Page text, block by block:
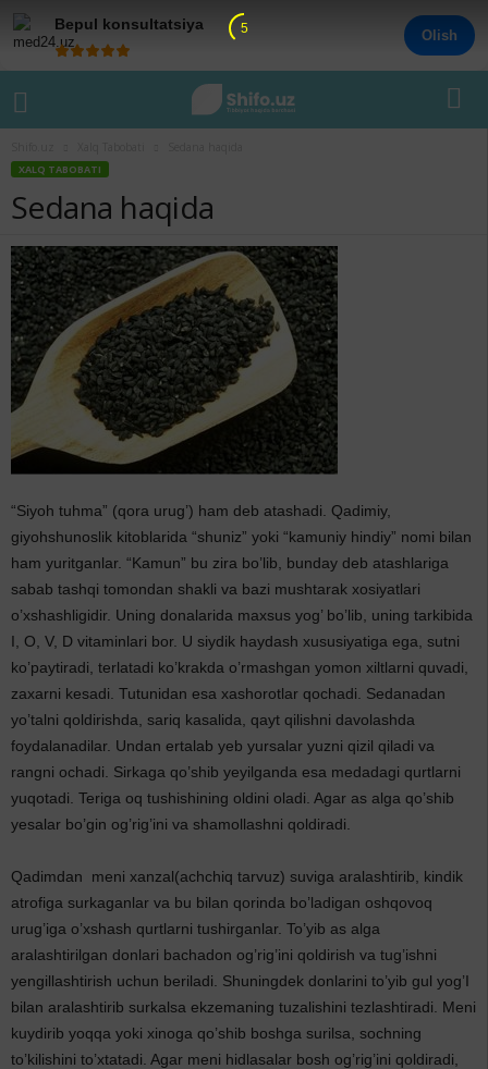
Bepul konsultatsiya
Olish
XALQ TABOBATI
Sedana haqida
“Siyoh tuhma” (qora urug’) ham deb atashadi. Qadimiy,
giyohshunoslik kitoblarida “shuniz” yoki “kamuniy hindiy” nomi bilan
ham yuritganlar. “Kamun” bu zira bo’lib, bunday deb atashlariga
sabab tashqi tomondan shakli va bazi mushtarak xosiyatlari
o’xshashligidir. Uning donalarida maxsus yog’ bo’lib, uning tarkibida
I, O, V, D vitaminlari bor. U siydik haydash xususiyatiga ega, sutni
ko’paytiradi, terlatadi ko’krakda o’rmashgan yomon xiltlarni quvadi,
zaxarni kesadi. Tutunidan esa xashorotlar qochadi. Sedanadan
yo’talni qoldirishda, sariq kasalida, qayt qilishni davolashda
foydalanadilar. Undan ertalab yeb yursalar yuzni qizil qiladi va
rangni ochadi. Sirkaga qo’shib yeyilganda esa medadagi qurtlarni
yuqotadi. Teriga oq tushishining oldini oladi. Agar as alga qo’shib
yesalar bo’gin og’rig’ini va shamollashni qoldiradi.
Qadimdan meni xanzal(achchiq tarvuz) suviga aralashtirib, kindik
atrofiga surkaganlar va bu bilan qorinda bo’ladigan oshqovoq
urug’iga o’xshash qurtlarni tushirganlar. To’yib as alga
aralashtirilgan donlari bachadon og’rig’ini qoldirish va tug’ishni
yengillashtirish uchun beriladi. Shuningdek donlarini to’yib gul yog’I
bilan aralashtirib surkalsa ekzemaning tuzalishini tezlashtiradi. Meni
kuydirib yoqqa yoki xinoga qo’shib boshga surilsa, sochning
to’kilishini to’xtatadi. Agar meni hidlasalar bosh og’rig’ini qoldiradi,
4